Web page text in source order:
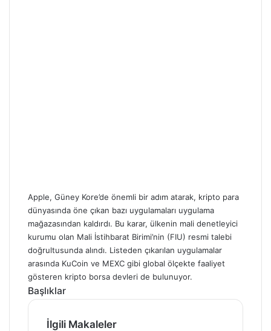
Apple, Güney Kore’de önemli bir adım atarak, kripto para
dünyasında öne çıkan bazı uygulamaları uygulama
mağazasından kaldırdı. Bu karar, ülkenin mali denetleyici
kurumu olan Mali İstihbarat Birimi’nin (FIU) resmi talebi
doğrultusunda alındı. Listeden çıkarılan uygulamalar
arasında KuCoin ve MEXC gibi global ölçekte faaliyet
gösteren kripto borsa devleri de bulunuyor.
Başlıklar
İlgili Makaleler